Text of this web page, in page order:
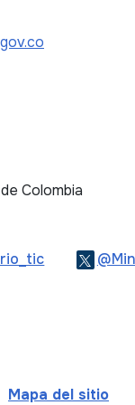
Colombia
Logo Tiktok
Mapa del sitio